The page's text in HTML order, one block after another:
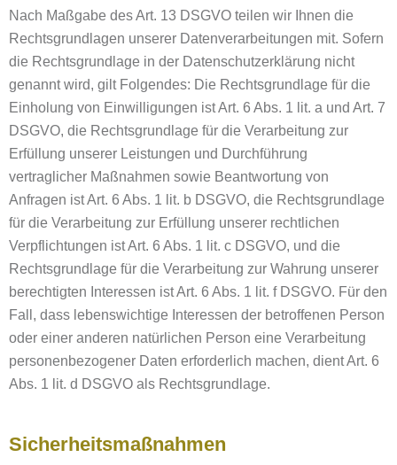
Nach Maßgabe des Art. 13 DSGVO teilen wir Ihnen die
Rechtsgrundlagen unserer Datenverarbeitungen mit. Sofern
die Rechtsgrundlage in der Datenschutzerklärung nicht
genannt wird, gilt Folgendes: Die Rechtsgrundlage für die
Einholung von Einwilligungen ist Art. 6 Abs. 1 lit. a und Art. 7
DSGVO, die Rechtsgrundlage für die Verarbeitung zur
Erfüllung unserer Leistungen und Durchführung
vertraglicher Maßnahmen sowie Beantwortung von
Anfragen ist Art. 6 Abs. 1 lit. b DSGVO, die Rechtsgrundlage
für die Verarbeitung zur Erfüllung unserer rechtlichen
Verpflichtungen ist Art. 6 Abs. 1 lit. c DSGVO, und die
Rechtsgrundlage für die Verarbeitung zur Wahrung unserer
berechtigten Interessen ist Art. 6 Abs. 1 lit. f DSGVO. Für den
Fall, dass lebenswichtige Interessen der betroffenen Person
oder einer anderen natürlichen Person eine Verarbeitung
personenbezogener Daten erforderlich machen, dient Art. 6
Abs. 1 lit. d DSGVO als Rechtsgrundlage.
Sicherheitsmaßnahmen